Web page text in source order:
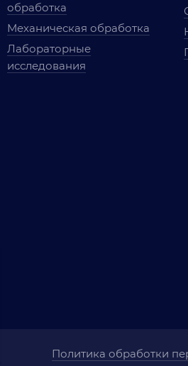
обработка
Механическая обработка
Лабораторные
исследования
Политика обработки